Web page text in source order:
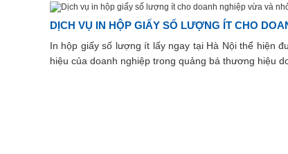
DỊCH VỤ IN HỘP GIẤY SỐ LƯỢNG ÍT CHO
In hộp giấy số lượng ít lấy ngay tại Hà Nội thể hiện
hiệu của doanh nghiệp trong quảng bá thương hiệu